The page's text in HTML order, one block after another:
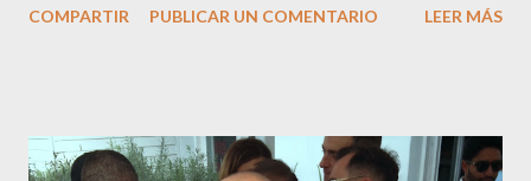
M ateo nació en Barcelona hace poco más de una semana. El top
haciéndole padre de un precioso niño. Marta ha sido toda una
COMPARTIR PUBLICAR UN COMENTARIO LEER MÁS